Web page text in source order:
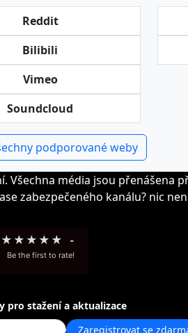
Reddit
Bilibili
Vimeo
Soundcloud
podporované weby
Všechna média jsou přenášena
zabezpečeného kanálu? nic
★ ★ ★ ★ ★ -
Be the first to rate!
pro stažení a aktualizace
Zaregistrovat se